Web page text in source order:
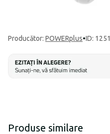
Producător: POWERplus•ID: 1251
Produse similare